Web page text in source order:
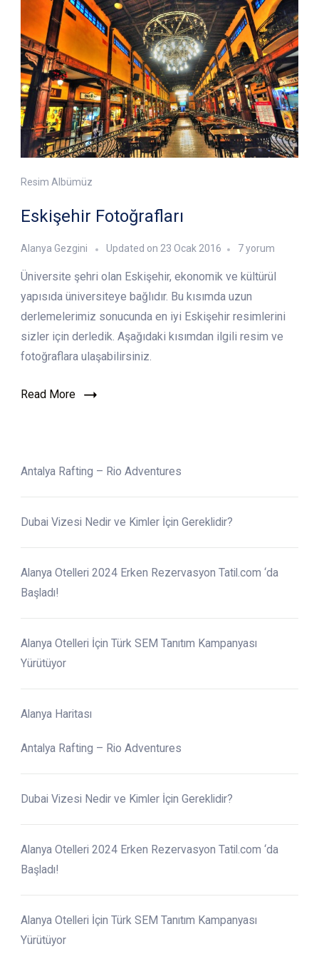
Resim Albümüz
Eskişehir Fotoğrafları
Alanya Gezgini Updated on 23 Ocak 2016
Eskişehir
için
7 yorum
Üniversite şehri olan Eskişehir, ekonomik ve kültürül
yapısıda üniversiteye bağlıdır. Bu kısımda uzun
derlemelerimiz sonucunda en iyi Eskişehir resimlerini
sizler için derledik. Aşağıdaki kısımdan ilgili resim ve
fotoğraflara ulaşabilirsiniz.
Read More
Antalya Rafting – Rio Adventures
Dubai Vizesi Nedir ve Kimler İçin Gereklidir?
Alanya Otelleri 2024 Erken Rezervasyon Tatil.com ‘da
Başladı!
Alanya Otelleri İçin Türk SEM Tanıtım Kampanyası
Yürütüyor
Alanya Haritası
Antalya Rafting – Rio Adventures
Dubai Vizesi Nedir ve Kimler İçin Gereklidir?
Alanya Otelleri 2024 Erken Rezervasyon Tatil.com ‘da
Başladı!
Alanya Otelleri İçin Türk SEM Tanıtım Kampanyası
Yürütüyor